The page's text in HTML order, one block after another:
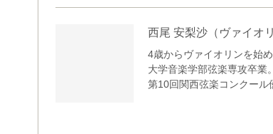
西尾 安梨沙 （ヴァイオ
4歳からヴァイオリンを始
大学音楽学部弦楽専攻卒業
第10回関西弦楽コンクール